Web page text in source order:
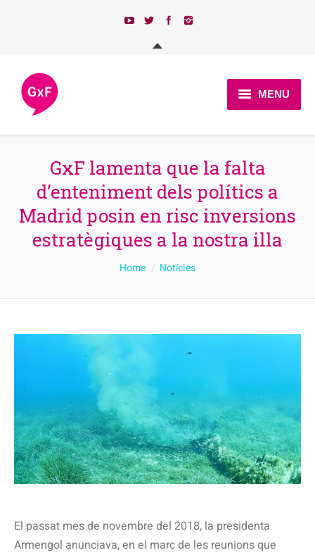
MENU
Qui som?
Actualitat
Programa
Candidatures 2023
Afilia’t
GxF lamenta que la falta
d’enteniment dels polítics a
Madrid posin en risc inversions
estratègiques a la nostra illa
Home Notícies
El passat mes de novembre del 2018, la presidenta
Armengol anunciava, en el marc de les reunions que